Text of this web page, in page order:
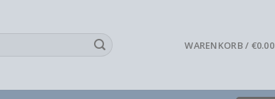
WARENKORB / €0.00